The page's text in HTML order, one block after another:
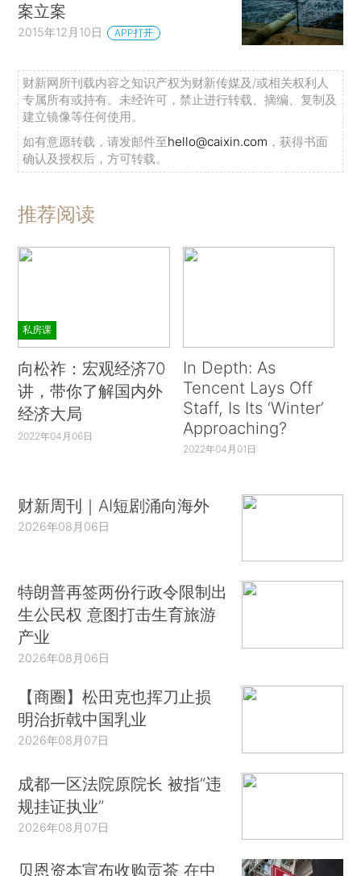
案立案
2015年12月10日 APP打开
财新网所刊载内容之知识产权为财新传媒及/或相关权利人
专属所有或持有。未经许可，禁止进行转载、摘编、复制及
建立镜像等任何使用。
如有意愿转载，请发邮件至hello@caixin.com ，获得书面
确认及授权后，方可转载。
推荐阅读
私房课
向松祚：宏观经济70
讲，带你了解国内外
经济大局
2022年04月06日
In Depth: As
Tencent Lays Off
Staff, Is Its ‘Winter’
Approaching?
2022年04月01日
财新周刊｜AI短剧涌向海外
2026年08月06日
特朗普再签两份行政令限制出
生公民权 意图打击生育旅游
产业
2026年08月06日
【商圈】松田克也挥刀止损
明治折戟中国乳业
2026年08月07日
成都一区法院原院长 被指“违
规挂证执业”
2026年08月07日
贝恩资本宣布收购贡茶 在中